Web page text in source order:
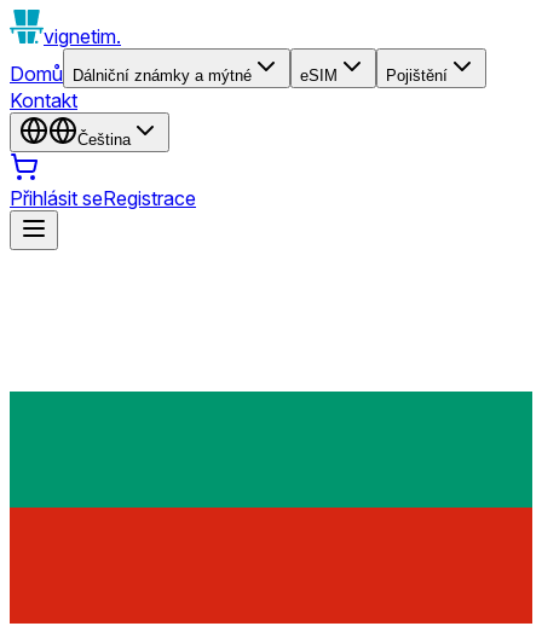
vignetim.
Domů
Dálniční známky a mýtné eSIM Pojištění
Kontakt
Čeština
Přihlásit seRegistrace